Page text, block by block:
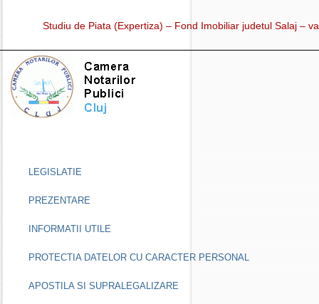
Studiu de Piata (Expertiza) – Fond Imobiliar judetul Salaj –
LEGISLATIE
PREZENTARE
INFORMATII UTILE
PROTECTIA DATELOR CU CARACTER PERSONAL
APOSTILA SI SUPRALEGALIZARE